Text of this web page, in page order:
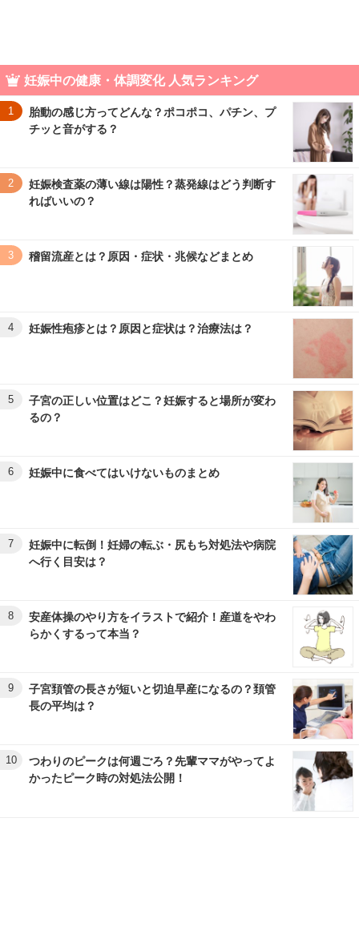
妊娠中の健康・体調変化 人気ランキング
1
胎動の感じ方ってどんな？ポコポコ、パチン、プ
チッと音がする？
2
妊娠検査薬の薄い線は陽性？蒸発線はどう判断す
ればいいの？
3 稽留流産とは？原因・症状・兆候などまとめ
4 妊娠性疱疹とは？原因と症状は？治療法は？
5
子宮の正しい位置はどこ？妊娠すると場所が変わ
るの？
6 妊娠中に食べてはいけないものまとめ
7
妊娠中に転倒！妊婦の転ぶ・尻もち対処法や病院
へ行く目安は？
8
安産体操のやり方をイラストで紹介！産道をやわ
らかくするって本当？
9
子宮頚管の長さが短いと切迫早産になるの？頚管
長の平均は？
10
つわりのピークは何週ごろ？先輩ママがやってよ
かったピーク時の対処法公開！